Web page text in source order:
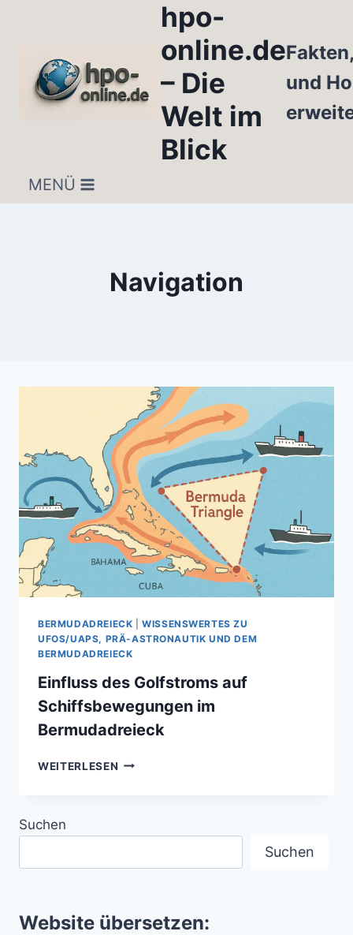
hpo-
online.de
– Die
Welt im
Blick
und
MENÜ
Navigation
BERMUDADREIECK |WISSENSWERTES ZU
UFOS/UAPS, PRÄ-ASTRONAUTIK UND DEM
BERMUDADREIECK
Einfluss des Golfstroms auf
Schiffsbewegungen im
Bermudadreieck
WEITERLESEN EINFLUSS
Suchen
Suchen
Website übersetzen: